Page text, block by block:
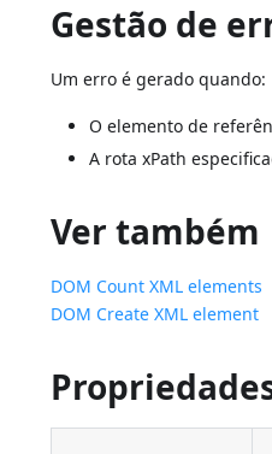
Gestão de
Um erro é gerado quando:
O elemento de
A rota xPath
Ver também
DOM Count XML elements
DOM Create XML element